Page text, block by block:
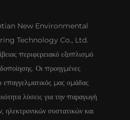
New Environmental
Technology Co., Ltd.
περιφερειακό εξοπλισμό
Οι προηγμένες
επαγγελματικός μας ομάδας
λύσεις για την παραγωγή
ηλεκτρονικών συστατικών και